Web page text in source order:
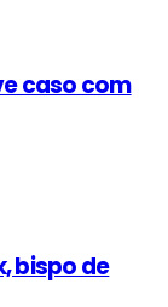
caso com
bispo de